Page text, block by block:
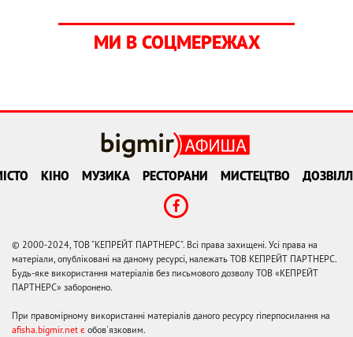
МИ В СОЦМЕРЕЖАХ
КІНО МУЗИКА РЕСТОРАНИ МИСТЕЦТВО
© 2000-2024, ТОВ "КЕПРЕЙТ ПАРТНЕРС". Всі права захищені. Усі права на
матеріали, опубліковані на даному ресурсі, належать ТОВ КЕПРЕЙТ ПАРТНЕРС.
Будь-яке використання матеріалів без письмового дозволу ТОВ «КЕПРЕЙТ
ПАРТНЕРС» заборонено.
При правомірному використанні матеріалів даного ресурсу гіперпосилання на
afisha.bigmir.net є обов'язковим.